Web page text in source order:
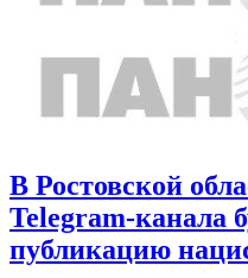
В Ростовской
Telegram-канала
публикацию